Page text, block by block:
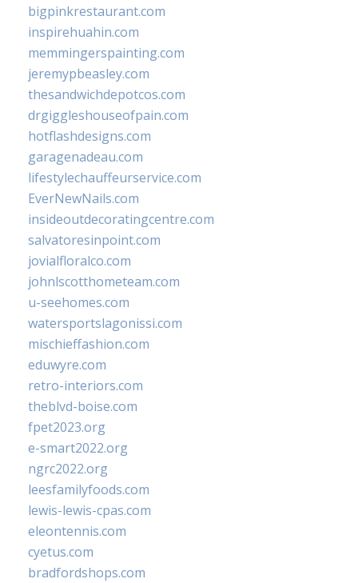
bigpinkrestaurant.com
inspirehuahin.com
memmingerspainting.com
jeremypbeasley.com
thesandwichdepotcos.com
drgiggleshouseofpain.com
hotflashdesigns.com
garagenadeau.com
lifestylechauffeurservice.com
EverNewNails.com
insideoutdecoratingcentre.com
salvatoresinpoint.com
jovialfloralco.com
johnlscotthometeam.com
u-seehomes.com
watersportslagonissi.com
mischieffashion.com
eduwyre.com
retro-interiors.com
theblvd-boise.com
fpet2023.org
e-smart2022.org
ngrc2022.org
leesfamilyfoods.com
lewis-lewis-cpas.com
eleontennis.com
cyetus.com
bradfordshops.com